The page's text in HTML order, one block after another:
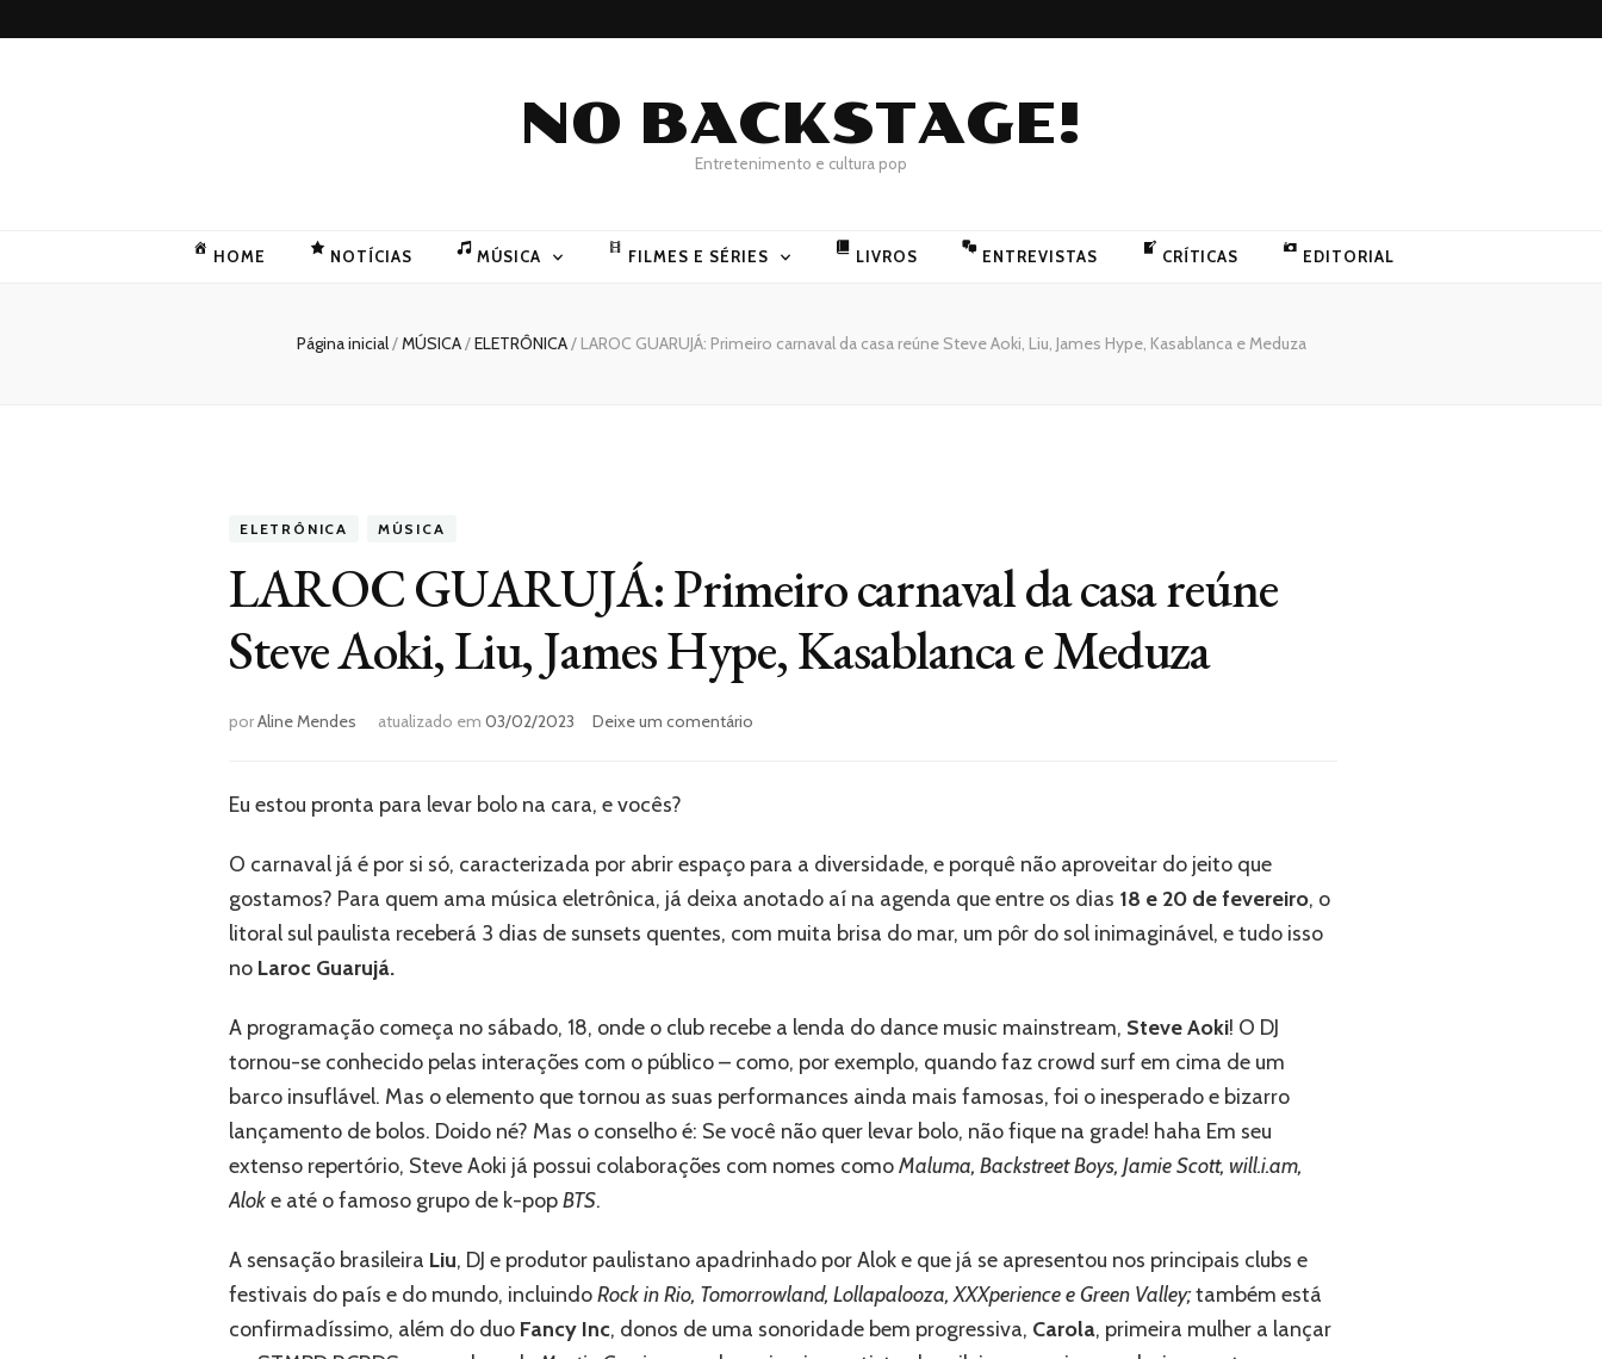
NO BACKSTAGE!
Entretenimento e cultura pop
HOME NOTÍCIAS MÚSICA FILMES E SÉRIES LIVROS ENTREVISTAS CRÍTICAS EDITORIAL
Página inicial/MÚSICA/ELETRÔNICA/ LAROC GUARUJÁ: Primeiro carnaval da casa reúne Steve Aoki, Liu, James Hype, Kasablanca e Meduza
ELETRÔNICA MÚSICA
LAROC GUARUJÁ: Primeiro carnaval da casa reúne
Steve Aoki, Liu, James Hype, Kasablanca e Meduza
porAline Mendes atualizado em 03/02/2023 Deixe um comentário
casa
reúne
Aoki,
Hype,
e
Meduza
Eu estou pronta para levar bolo na cara, e vocês?
O carnaval já é por si só, caracterizada por abrir espaço para a diversidade, e porquê não aproveitar do jeito que
gostamos? Para quem ama música eletrônica, já deixa anotado aí na agenda que entre os dias 18 e 20 de fevereiro, o
litoral sul paulista receberá 3 dias de sunsets quentes, com muita brisa do mar, um pôr do sol inimaginável, e tudo isso
no Laroc Guarujá.
A programação começa no sábado, 18, onde o club recebe a lenda do dance music mainstream, Steve Aoki! O DJ
tornou-se conhecido pelas interações com o público – como, por exemplo, quando faz crowd surf em cima de um
barco insuflável. Mas o elemento que tornou as suas performances ainda mais famosas, foi o inesperado e bizarro
lançamento de bolos. Doido né? Mas o conselho é: Se você não quer levar bolo, não fique na grade! haha Em seu
extenso repertório, Steve Aoki já possui colaborações com nomes comoMaluma, Backstreet Boys, Jamie Scott, will.i.am,
Aloke até o famoso grupo de k-popBTS.
A sensação brasileira Liu, DJ e produtor paulistano apadrinhado por Alok e que já se apresentou nos principais clubs e
festivais do país e do mundo, incluindoRock in Rio, Tomorrowland, Lollapalooza, XXXperience e Green Valley;também está
confirmadíssimo, além do duo Fancy Inc, donos de uma sonoridade bem progressiva, Carola, primeira mulher a lançar